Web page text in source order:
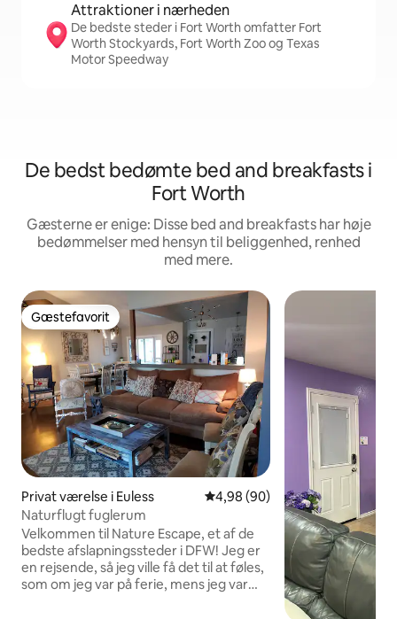
Attraktioner i nærheden
De bedste steder i Fort Worth omfatter Fort
Worth Stockyards, Fort Worth Zoo og Texas
Motor Speedway
De bedst bedømte bed and breakfasts i
Fort Worth
Gæsterne er enige: Disse bed and breakfasts har høje
bedømmelser med hensyn til beliggenhed, renhed
med mere.
Gæstefavorit
Gæstefavorit
Privat værelse i Euless 4,98 ud af 5 i gennemsnitlig
4,98 (90)
Naturflugt fuglerum
Velkommen til Nature Escape, et af de
bedste afslapningssteder i DFW! Jeg er
en rejsende, så jeg ville få det til at føles,
som om jeg var på ferie, mens jeg var